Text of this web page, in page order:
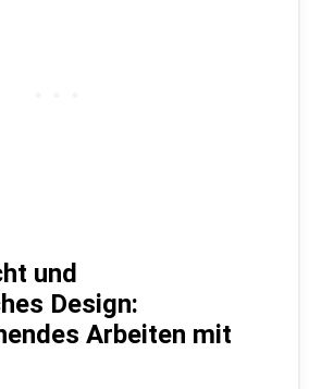
und
Design:
Arbeiten mit